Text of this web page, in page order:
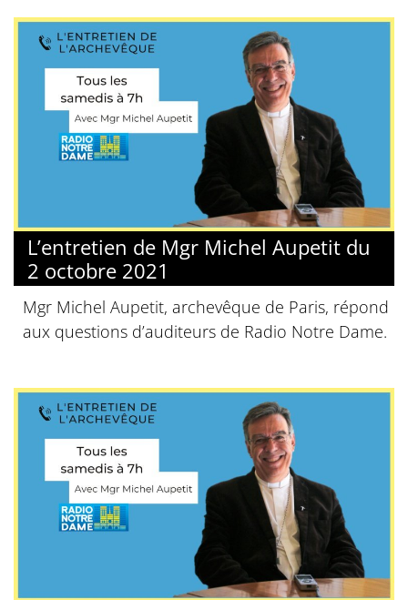
L’entretien de Mgr Michel Aupetit du
2 octobre 2021
Mgr Michel Aupetit, archevêque de Paris, répond
aux questions d’auditeurs de Radio Notre Dame.